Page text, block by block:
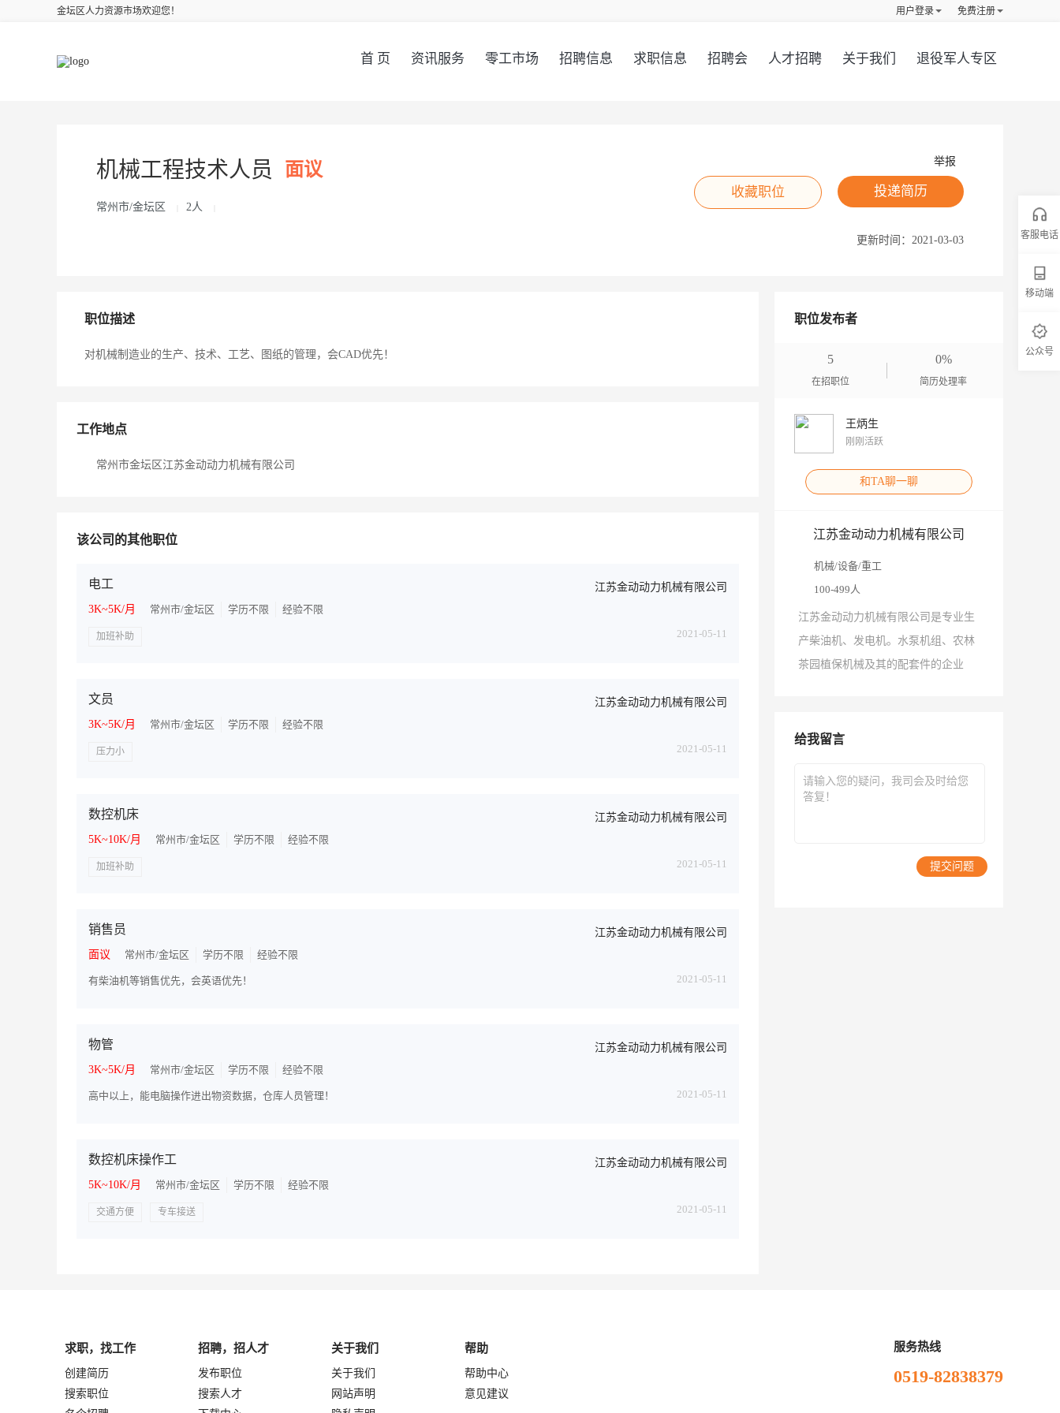
金坛区人力资源市场欢迎您！ 免费注册
用户登录
首 页 资讯服务 零工市场 招聘信息 求职信息 招聘会 人才招聘 关于我们 退役军人专区
机械工程技术人员 面议
常州市/金坛区 2人
举报
投递简历
收藏职位
更新时间： 2021-03-03
职位描述
对机械制造业的生产、技术、工艺、图纸的管理，会CAD优先！
工作地点
常州市金坛区江苏金动动力机械有限公司
该公司的其他职位
电工
江苏金动动力机械有限公司
3K~5K/月
常州市/金坛区 学历不限 经验不限
加班补助 2021-05-11
文员
江苏金动动力机械有限公司
3K~5K/月
常州市/金坛区 学历不限 经验不限
压力小 2021-05-11
数控机床
江苏金动动力机械有限公司
5K~10K/月
常州市/金坛区 学历不限 经验不限
加班补助 2021-05-11
销售员
江苏金动动力机械有限公司
面议
常州市/金坛区 学历不限 经验不限
有柴油机等销售优先，会英语优先！ 2021-05-11
物管
江苏金动动力机械有限公司
3K~5K/月
常州市/金坛区 学历不限 经验不限
高中以上，能电脑操作进出物资数据，仓库人员管理！ 2021-05-11
数控机床操作工
江苏金动动力机械有限公司
5K~10K/月
常州市/金坛区 学历不限 经验不限
交通方便 专车接送 2021-05-11
职位发布者
5
在招职位
0%
简历处理率
王炳生
刚刚活跃
和TA聊一聊
江苏金动动力机械有限公司
机械/设备/重工
100-499人
江苏金动动力机械有限公司是专业生
产柴油机、发电机。水泵机组、农林
茶园植保机械及其的配套件的企业
给我留言
提交问题
服务热线
0519-82838379
求职，找工作
创建简历
搜索职位
招聘，招人才
发布职位
搜索人才
关于我们
关于我们
网站声明
帮助
帮助中心
意见建议
客服电话
移动端
公众号